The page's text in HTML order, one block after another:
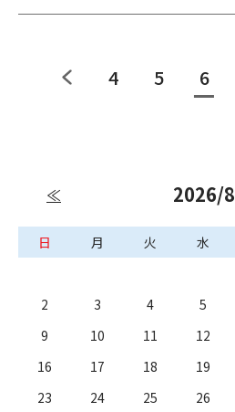
4 5 6
≪ 2026/8
日 月 火 水
2
3 4 5
9
10 11 12
16
17 18 19
23
24 25 26